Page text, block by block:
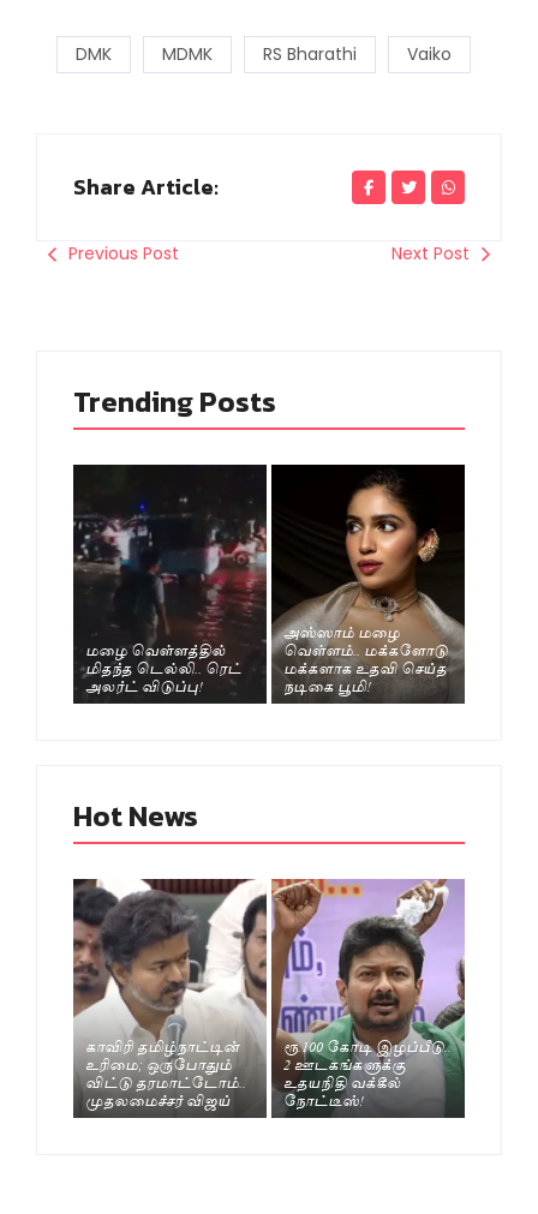
DMK MDMK RS Bharathi Vaiko
Share Article:
Previous Post Next Post
Trending Posts
மழை வெள்ளத்தில்
மிதந்த டெல்லி.. ரெட்
அலர்ட் விடுப்பு!
அஸ்ஸாம் மழை
வெள்ளம்.. மக்களோடு
மக்களாக உதவி செய்த
நடிகை பூமி!
Hot News
காவிரி தமிழ்நாட்டின்
உரிமை; ஒருபோதும்
விட்டு தரமாட்டோம்..
முதலமைச்சர் விஜய்
ரூ.100 கோடி இழப்பீடு..
2 ஊடகங்களுக்கு
உதயநிதி வக்கீல்
நோட்டீஸ்!